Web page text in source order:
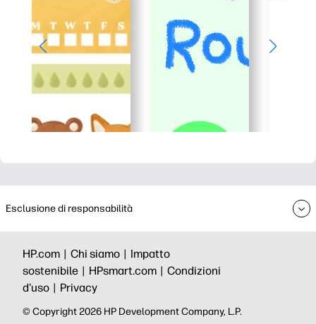
Esclusione di responsabilità
HP.com | Chi siamo | Impatto
sostenibile | HPsmart.com | Condizioni
d'uso | Privacy
© Copyright 2026 HP Development Company, L.P.